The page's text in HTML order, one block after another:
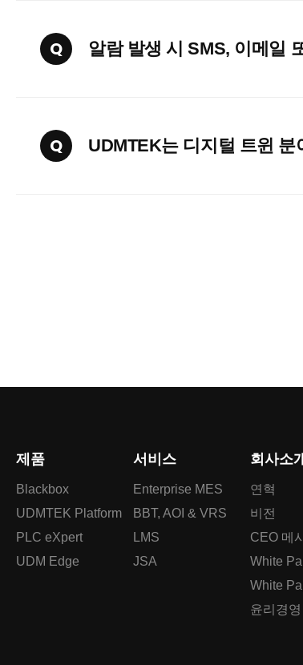
Q 알람 발생 시 SMS, 이메일
Q UDMTEK는 디지털 트윈
제품
Blackbox
UDMTEK Platform
PLC eXpert
UDM Edge
서비스
Enterprise MES
BBT, AOI & VRS
LMS
JSA
회사소
연혁
비전
CEO 메
White
White
윤리경영